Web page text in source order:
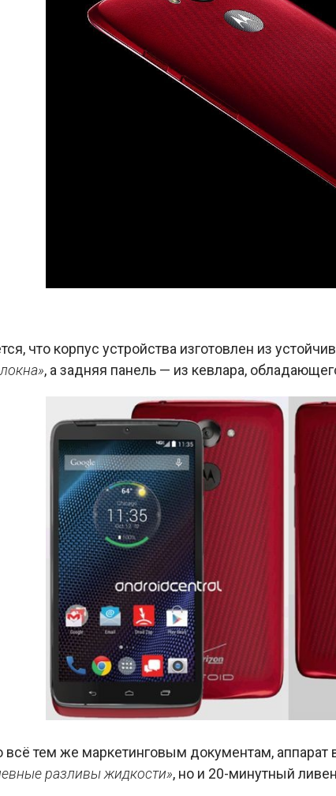
что корпус устройства изготовлен из
, а задняя панель — из кевлара,
всё тем же маркетинговым документам, аппарат
разливы жидкости», но и 20-минутный